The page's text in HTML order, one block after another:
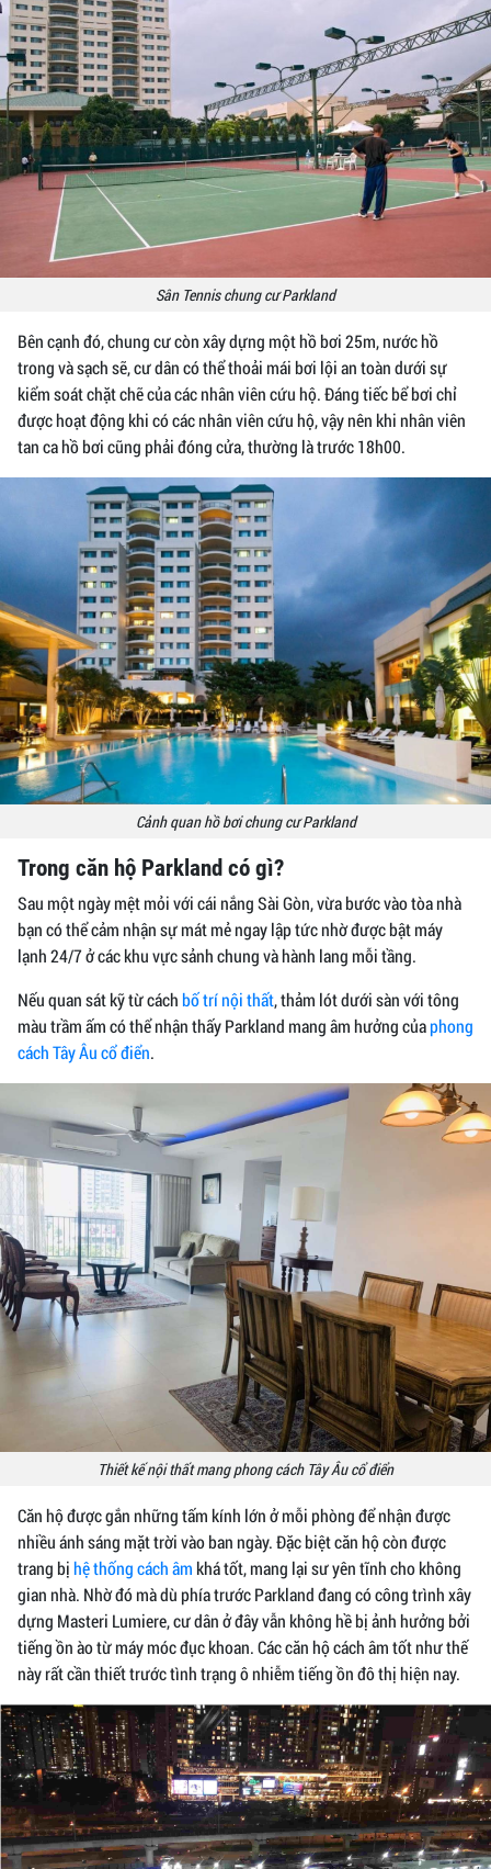
Sân Tennis chung cư Parkland
Bên cạnh đó, chung cư còn xây dựng một hồ bơi 25m, nước hồ
trong và sạch sẽ, cư dân có thể thoải mái bơi lội an toàn dưới sự
kiểm soát chặt chẽ của các nhân viên cứu hộ. Đáng tiếc bể bơi chỉ
được hoạt động khi có các nhân viên cứu hộ, vậy nên khi nhân viên
tan ca hồ bơi cũng phải đóng cửa, thường là trước 18h00.
Cảnh quan hồ bơi chung cư Parkland
Trong căn hộ Parkland có gì?
Sau một ngày mệt mỏi với cái nắng Sài Gòn, vừa bước vào tòa nhà
bạn có thể cảm nhận sự mát mẻ ngay lập tức nhờ được bật máy
lạnh 24/7 ở các khu vực sảnh chung và hành lang mỗi tầng.
Nếu quan sát kỹ từ cách bố trí nội thất, thảm lót dưới sàn với tông
màu trầm ấm có thể nhận thấy Parkland mang âm hưởng củaphong
cách Tây Âu cổ điển.
Thiết kế nội thất mang phong cách Tây Âu cổ điển
Căn hộ được gắn những tấm kính lớn ở mỗi phòng để nhận được
nhiều ánh sáng mặt trời vào ban ngày. Đặc biệt căn hộ còn được
trang bịhệ thống cách âm khá tốt, mang lại sư yên tĩnh cho không
gian nhà. Nhờ đó mà dù phía trước Parkland đang có công trình xây
dựng Masteri Lumiere, cư dân ở đây vẫn không hề bị ảnh hưởng bởi
tiếng ồn ào từ máy móc đục khoan. Các căn hộ cách âm tốt như thế
này rất cần thiết trước tình trạng ô nhiễm tiếng ồn đô thị hiện nay.